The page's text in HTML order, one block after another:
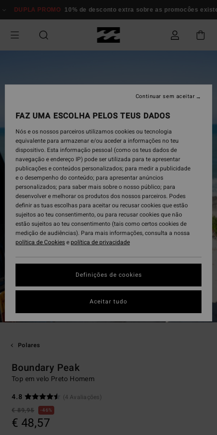
para
informação
produto
DUPLA PROMO 10% de desconto extra sobre as promocôes
Polares
Boundary Peak
Top em velo Preto Homem
4.8
(4 Avaliações)
€ 89,95
46%
€ 48,57
FAZ UMA ESCOLHA PELOS TEUS DADOS
Nós e os nossos parceiros utilizamos cookies ou tecnologia
equivalente para armazenar e/ou aceder a informações no teu
dispositivo. Esta informação pessoal (como os teus dados de
navegação e endereço IP) pode ser utilizada para te apresentar
publicações e conteúdos personalizados; para medir a publicidade
e o desempenho do conteúdo; para apresentar anúncios
personalizados; para saber mais sobre o nosso público; para
desenvolver e melhorar os produtos dos nossos parceiros. Podes
definir as tuas escolhas para aceitar ou recusar cookies que estão
sujeitos ao teu consentimento, ou para recusar cookies que não
estão sujeitos ao teu consentimento (tais como certos cookies de
medição de audiências). Para mais informações, consulta a nossa
política de Cookiesepolítica de privacidade
Definições de cookies
Continuar sem aceitar
Aceitar tudo